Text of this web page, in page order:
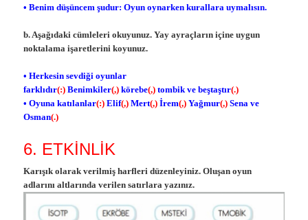
• Benim düşüncem şudur: Oyun oynarken kurallara uymalısın.
b. Aşağıdaki cümleleri okuyunuz. Yay ayraçların içine uygun
noktalama işaretlerini koyunuz.
• Herkesin sevdiği oyunlar
farklıdır(:)Benimkiler(,) körebe(,) tombik ve beştaştır(.)
• Oyuna katılanlar(:) Elif(,) Mert(,) İrem(,) Yağmur(,) Sena ve
Osman(.)
6. ETKİNLİK
Karışık olarak verilmiş harfleri düzenleyiniz. Oluşan oyun
adlarını altlarında verilen satırlara yazınız.